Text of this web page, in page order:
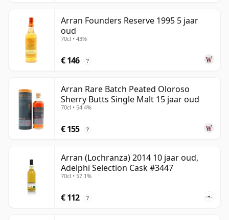
Arran Founders Reserve 1995 5 jaar
oud
70cl • 43%
€ 146 ?
Arran Rare Batch Peated Oloroso
Sherry Butts Single Malt 15 jaar oud
70cl • 54.4%
€ 155 ?
Arran (Lochranza) 2014 10 jaar oud,
Adelphi Selection Cask #3447
70cl • 57.1%
€ 112 ?